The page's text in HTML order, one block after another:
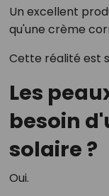
Un excellent
qu'une crème
Cette réalité est
Les
besoin
solaire ?
Oui.